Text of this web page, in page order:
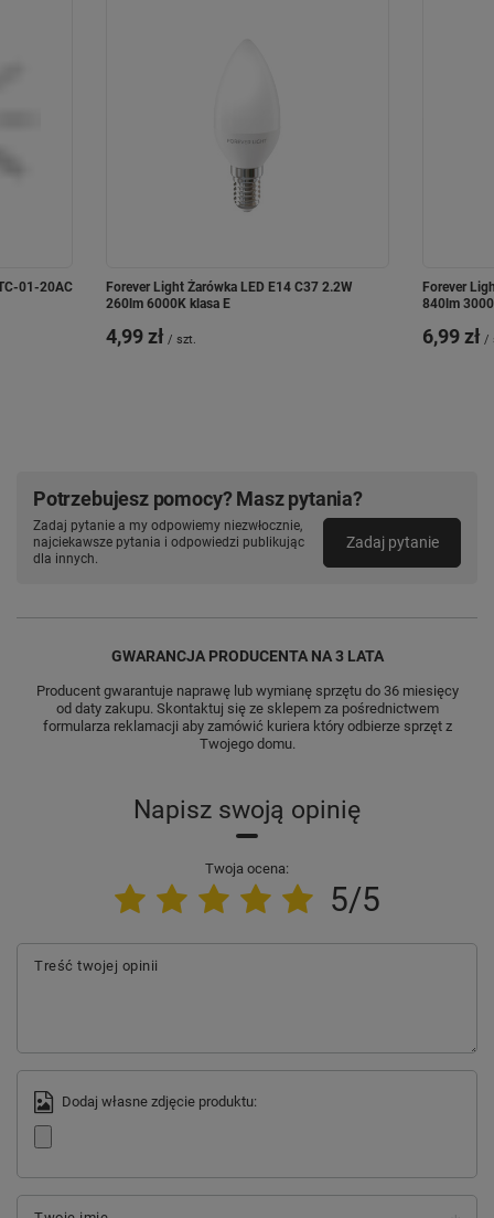
01-20AC
Forever Light Żarówka LED E14 C37 2.2W
260lm 6000K klasa E
4,99 zł / szt.
Forever
840lm
6,99 zł /
Potrzebujesz pomocy? Masz pytania?
Zadaj pytanie a my odpowiemy niezwłocznie,
najciekawsze pytania i odpowiedzi publikując
dla innych.
Zadaj pytanie
GWARANCJA PRODUCENTA NA 3 LATA
Producent gwarantuje naprawę lub wymianę sprzętu do 36 miesięcy
od daty zakupu. Skontaktuj się ze sklepem za pośrednictwem
formularza reklamacji aby zamówić kuriera który odbierze sprzęt z
Twojego domu.
Napisz swoją opinię
Twoja ocena:
5/5
Treść twojej opinii
Dodaj własne zdjęcie produktu: